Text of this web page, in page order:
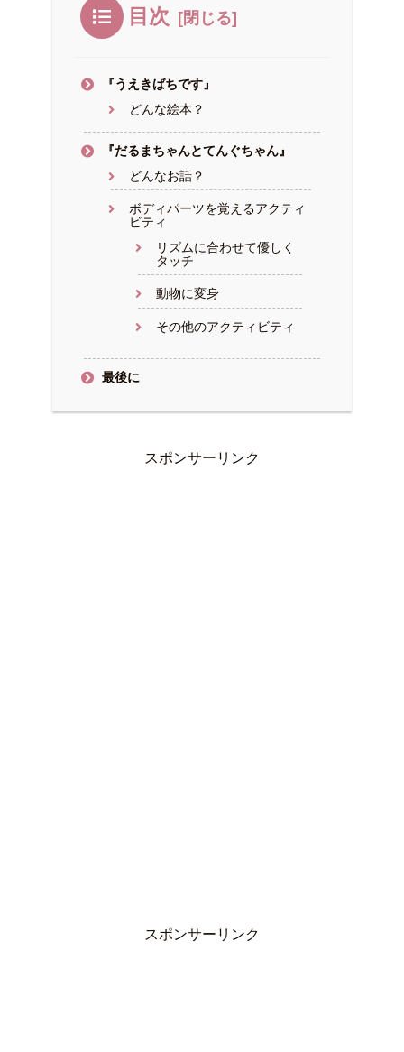
目次
『うえきばちです』
どんな絵本？
『だるまちゃんとてんぐちゃん』
どんなお話？
ボディパーツを覚えるアクティ
ビティ
リズムに合わせて優しく
タッチ
動物に変身
その他のアクティビティ
最後に
スポンサーリンク
スポンサーリンク